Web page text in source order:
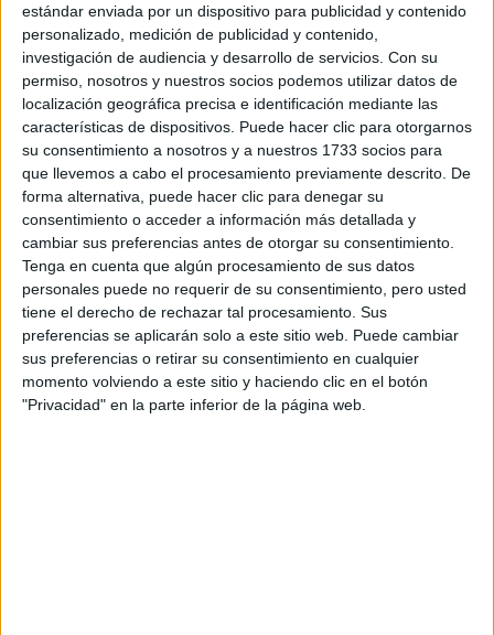
estándar enviada por un dispositivo para publicidad y contenido
personalizado, medición de publicidad y contenido,
investigación de audiencia y desarrollo de servicios. Con su
permiso, nosotros y nuestros socios podemos utilizar datos de
localización geográfica precisa e identificación mediante las
características de dispositivos. Puede hacer clic para otorgarnos
su consentimiento a nosotros y a nuestros 1733 socios para
que llevemos a cabo el procesamiento previamente descrito. De
forma alternativa, puede hacer clic para denegar su
consentimiento o acceder a información más detallada y
cambiar sus preferencias antes de otorgar su consentimiento.
Tenga en cuenta que algún procesamiento de sus datos
personales puede no requerir de su consentimiento, pero usted
tiene el derecho de rechazar tal procesamiento. Sus
preferencias se aplicarán solo a este sitio web. Puede cambiar
sus preferencias o retirar su consentimiento en cualquier
momento volviendo a este sitio y haciendo clic en el botón
"Privacidad" en la parte inferior de la página web.
Idioma de
Castellano
Universidad de Cádiz
Universidad Pública
Web de la facultad: https://cctrabajo.uca.es/
Duración:4,0 años
Precio del primer curso:757 €
Pídeles información ¡GRATIS!
Nota de corte
5,000
Castellano
Doble Grado en Finanzas y Contabilidad + Relaciones
Laborales y Recursos Humanos
Universidad de Cádiz
Universidad Pública
Web de la facultad:https://economicas.uca.es/
Duración:5,0 años
Precio del primer curso:no disponible
Pídeles información ¡GRATIS!